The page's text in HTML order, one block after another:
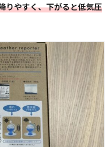
りやすく、下がると低気圧